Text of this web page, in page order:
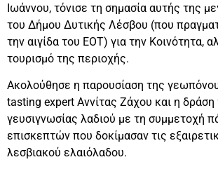
Ιωάννου, τόνισε τη σημασία αυτής της
του Δήμου Δυτικής Λέσβου (που
την αιγίδα του ΕΟΤ) για την Κοινότητα,
τουρισμό της περιοχής.
Ακολούθησε η παρουσίαση της
tasting expert Αννίτας Ζάχου και η δράση
γευσιγνωσίας λαδιού με τη συμμετοχή
επισκεπτών που δοκίμασαν τις
λεσβιακού ελαιόλαδου.